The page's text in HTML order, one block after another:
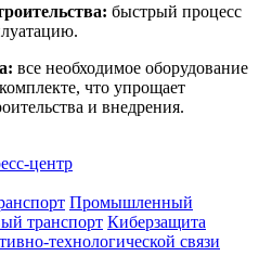
быстрый процесс
все необходимое оборудование
что упрощает
и внедрения.
центр
Промышленный
транспорт Киберзащита
технологической связи